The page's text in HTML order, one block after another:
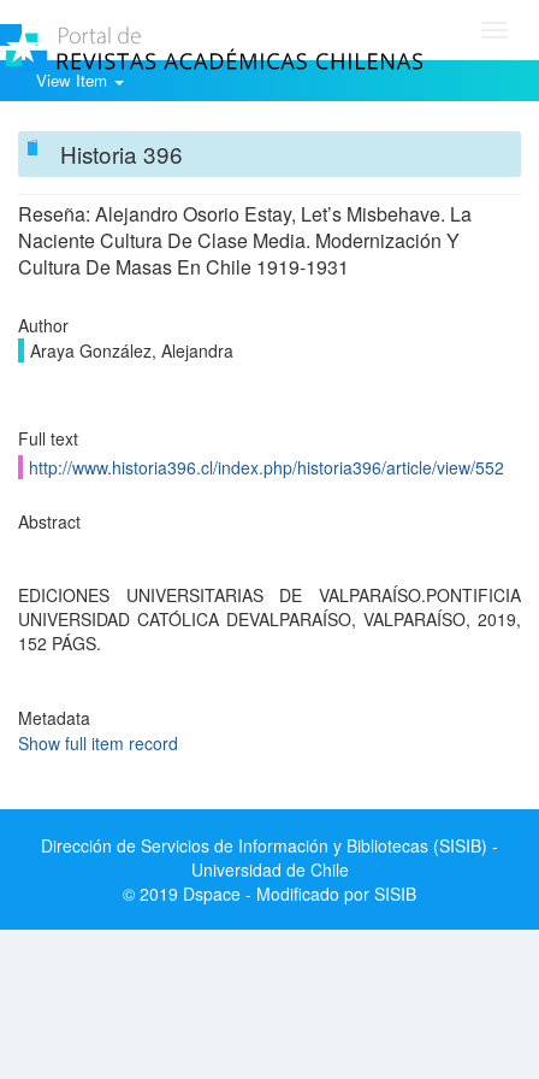
View Item
Historia 396
Reseña: Alejandro Osorio Estay, Let’s Misbehave. La
Naciente Cultura De Clase Media. Modernización Y
Cultura De Masas En Chile 1919-1931
Author
Araya González, Alejandra
Full text
http://www.historia396.cl/index.php/historia396/article/view/552
Abstract
EDICIONES UNIVERSITARIAS DE VALPARAÍSO.PONTIFICIA
UNIVERSIDAD CATÓLICA DEVALPARAÍSO, VALPARAÍSO, 2019,
152 PÁGS.
Metadata
Show full item record
Dirección de Servicios de Información y Bibliotecas (SISIB) -
Universidad de Chile
© 2019 Dspace - Modificado por SISIB